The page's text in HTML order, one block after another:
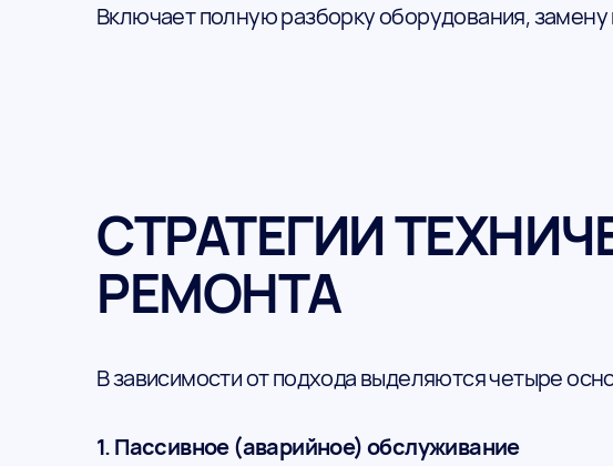
Включает полную разборку оборудования, замену
СТРАТЕГИИ
РЕМОНТА
В зависимости от подхода выделяются четыре
1. Пассивное (аварийное) обслуживание